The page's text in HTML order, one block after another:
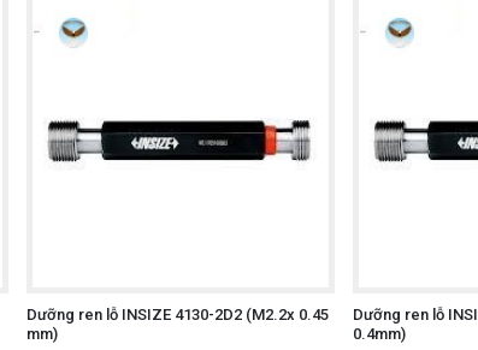
Dưỡng ren lỗ INSIZE 4130-2D2 (M2.2x 0.45
mm)
Dưỡng ren lỗ
0.4mm)